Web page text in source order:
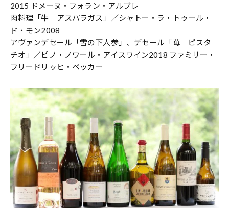
2015 ドメーヌ・フォラン・アルブレ
肉料理「牛 アスパラガス」／シャトー・ラ・トゥール・
ド・モン2008
アヴァンデセール「雪の下人参」、デセール「苺 ピスタ
チオ」／ピノ・ノワール・アイスワイン2018 ファミリー・
フリードリッヒ・ベッカー